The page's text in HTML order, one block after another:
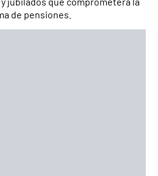
de pensiones.